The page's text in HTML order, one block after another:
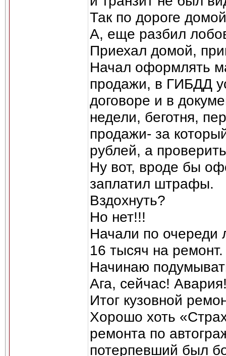
Так по дороге
А, еще разбил
Приехал домой,
Начал оформлять
продажи, в ГИБДД
договоре и в
недели, беготня,
продажи- за
рублей, а
Ну вот, вроде бы
заплатил штрафы.
Вздохнуть?
Но нет!!!
Начали по очереди
16 тысяч на ремонт.
Начинаю
Ага, сейчас!
Итог кузовной
Хорошо хоть
ремонта по
потерпевший был